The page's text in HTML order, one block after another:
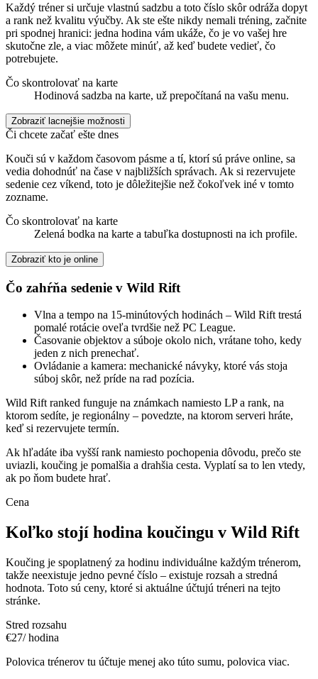
Každý tréner si určuje vlastnú sadzbu a toto číslo skôr odráža dopyt
a rank než kvalitu výučby. Ak ste ešte nikdy nemali tréning, začnite
pri spodnej hranici: jedna hodina vám ukáže, čo je vo vašej hre
skutočne zle, a viac môžete minúť, až keď budete vedieť, čo
potrebujete.
Čo skontrolovať na karte
Hodinová sadzba na karte, už prepočítaná na vašu menu.
Zobraziť lacnejšie možnosti
Či chcete začať ešte dnes
Kouči sú v každom časovom pásme a tí, ktorí sú práve online, sa
vedia dohodnúť na čase v najbližších správach. Ak si rezervujete
sedenie cez víkend, toto je dôležitejšie než čokoľvek iné v tomto
zozname.
Čo skontrolovať na karte
Zelená bodka na karte a tabuľka dostupnosti na ich profile.
Zobraziť kto je online
Čo zahŕňa sedenie v Wild Rift
Vlna a tempo na 15-minútových hodinách – Wild Rift trestá
pomalé rotácie oveľa tvrdšie než PC League.
Časovanie objektov a súboje okolo nich, vrátane toho, kedy
jeden z nich prenechať.
Ovládanie a kamera: mechanické návyky, ktoré vás stoja
súboj skôr, než príde na rad pozícia.
Wild Rift ranked funguje na známkach namiesto LP a rank, na
ktorom sedíte, je regionálny – povedzte, na ktorom serveri hráte,
keď si rezervujete termín.
Ak hľadáte iba vyšší rank namiesto pochopenia dôvodu, prečo ste
uviazli, koučing je pomalšia a drahšia cesta. Vyplatí sa to len vtedy,
ak po ňom budete hrať.
Cena
Koľko stojí hodina koučingu v Wild Rift
Koučing je spoplatnený za hodinu individuálne každým trénerom,
takže neexistuje jedno pevné číslo – existuje rozsah a stredná
hodnota. Toto sú ceny, ktoré si aktuálne účtujú tréneri na tejto
stránke.
Stred rozsahu
€27/ hodina
Polovica trénerov tu účtuje menej ako túto sumu, polovica viac.